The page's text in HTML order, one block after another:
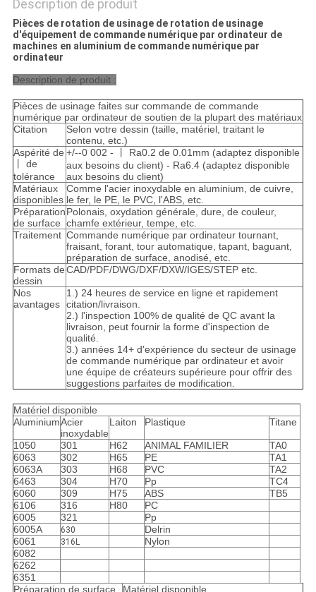
Description de produit
Pièces de rotation de usinage de rotation de usinage
d'équipement de commande numérique par ordinateur de
machines en aluminium de commande numérique par
ordinateur
Description de produit :
Pièces de usinage faites sur commande de commande
numérique par ordinateur de soutien de la plupart des matériaux
Citation
Selon votre dessin (taille, matériel, traitant le
contenu, etc.)
Aspérité de
丨 de
tolérance
+/--0 002 - 丨 Ra0.2 de 0.01mm (adaptez disponible
aux besoins du client) - Ra6.4 (adaptez disponible
aux besoins du client)
Matériaux
disponibles
Comme l'acier inoxydable en aluminium, de cuivre,
le fer, le PE, le PVC, l'ABS, etc.
Préparation
de surface
Polonais, oxydation générale, dure, de couleur,
chamfe extérieur, tempe, etc.
Traitement Commande numérique par ordinateur tournant,
fraisant, forant, tour automatique, tapant, baguant,
préparation de surface, anodisé, etc.
Formats de
dessin
CAD/PDF/DWG/DXF/DXW/IGES/STEP etc.
Nos
avantages
1.) 24 heures de service en ligne et rapidement
citation/livraison.
2.) l'inspection 100% de qualité de QC avant la
livraison, peut fournir la forme d'inspection de
qualité.
3.) années 14+ d'expérience du secteur de usinage
de commande numérique par ordinateur et avoir
une équipe de créateurs supérieure pour offrir des
suggestions parfaites de modification.
Matériel disponible
AluminiumAcier
inoxydable
Laiton Plastique Titane
1050 301 H62 ANIMAL FAMILIER
TA0
6063
302 H65 PE
TA1
6063A
303 H68 PVC
TA2
6463
304 H70 Pp
TC4
6060
309 H75 ABS
TB5
6106
316 H80
PC
6005
321
Pp
6005A
630
Delrin
6061
316L
Nylon
6082
6262
6351
Préparation de surface
Matériel disponible